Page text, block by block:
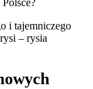
i tajemniczego
– rysia